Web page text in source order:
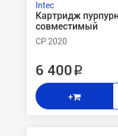
Intec
Картридж
совместимый
CP 2020
6 400 ₽
+